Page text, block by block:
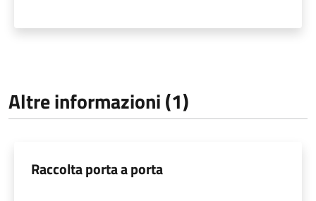
Altre informazioni (1)
Raccolta porta a porta